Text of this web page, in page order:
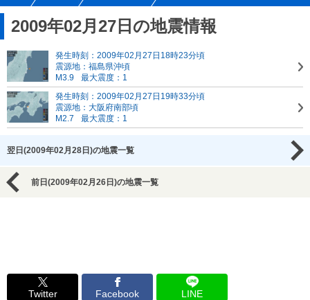
2009年02月27日の地震情報
発生時刻：2009年02月27日18時23分頃
震源地：福島県沖頃
M3.9
最大震度：1
発生時刻：2009年02月27日19時33分頃
震源地：大阪府南部頃
M2.7
最大震度：1
翌日(2009年02月28日)の地震一覧
前日(2009年02月26日)の地震一覧
Twitter Facebook LINE